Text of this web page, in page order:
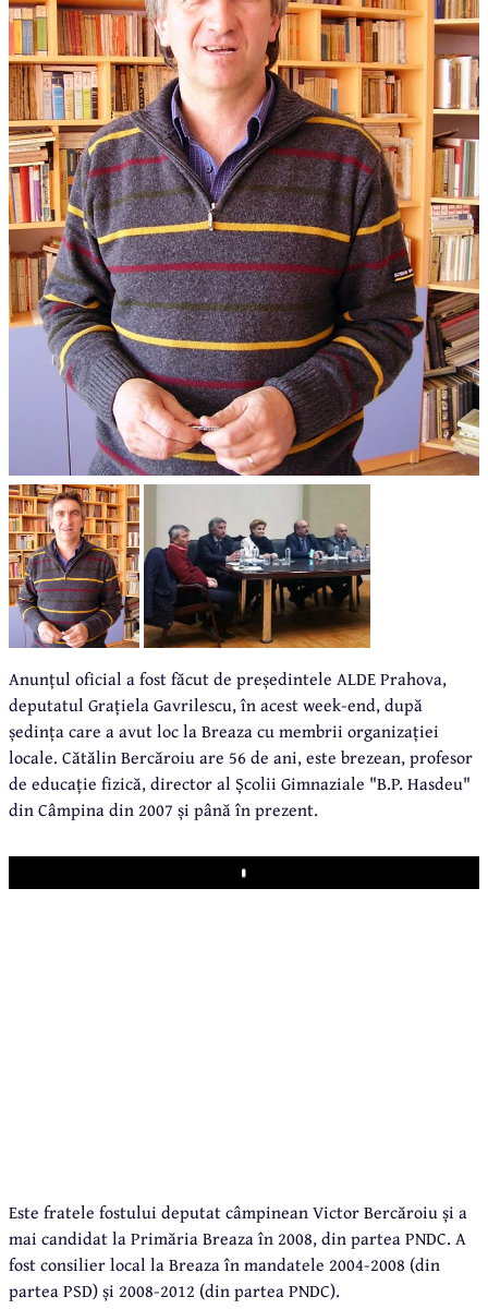
Anunțul oficial a fost făcut de președintele ALDE Prahova,
deputatul Grațiela Gavrilescu, în acest week-end, după
ședința care a avut loc la Breaza cu membrii organizației
locale. Cătălin Bercăroiu are 56 de ani, este brezean, profesor
de educație fizică, director al Școlii Gimnaziale "B.P. Hasdeu"
din Câmpina din 2007 și până în prezent.
Play
Este fratele fostului deputat câmpinean Victor Bercăroiu și a
mai candidat la Primăria Breaza în 2008, din partea PNDC. A
fost consilier local la Breaza în mandatele 2004-2008 (din
partea PSD) și 2008-2012 (din partea PNDC).